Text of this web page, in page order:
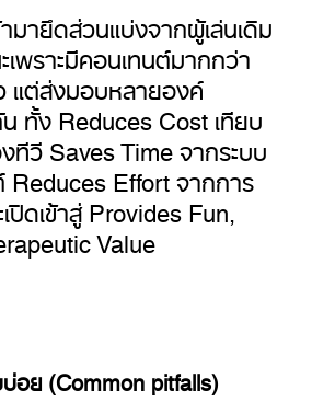
มายึดส่วนแบ่งจากผู้เล่นเดิม
เพราะมีคอนเทนต์มากกว่า
แต่ส่งมอบหลายองค์
ทั้ง Reduces Cost เทียบ
ทีวี Saves Time จากระบบ
Reduces Effort จากการ
ปิดเข้าสู่ Provides Fun,
Value
ย (Common pitfalls)